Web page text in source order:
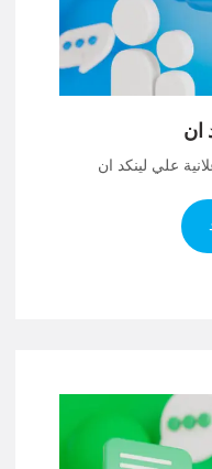
ان
علي لينكد ان